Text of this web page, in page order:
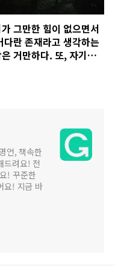
그만한 힘이 없으면서
다란 존재라고 생각하는
거만하다. 또, 자기의
언, 책속한
드려요! 전
! 꾸준한
요! 지금 바